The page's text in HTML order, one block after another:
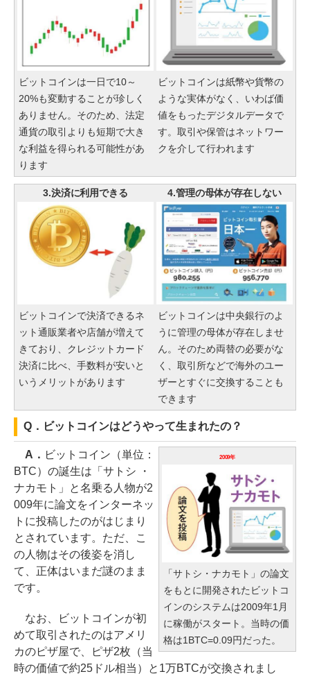
ビットコインは一日で10～
20%も変動することが珍しく
ありません。そのため、法定
通貨の取引よりも短期で大き
な利益を得られる可能性があ
ります
ビットコインは紙幣や貨幣の
ような実体がなく、いわば価
値をもったデジタルデータで
す。取引や保管はネットワー
クを介して行われます
3.決済に利用できる 4.管理の母体が存在しない
ビットコインで決済できるネ
ット通販業者や店舗が増えて
きており、クレジットカード
決済に比べ、手数料が安いと
いうメリットがあります
ビットコインは中央銀行のよ
うに管理の母体が存在しませ
ん。そのため両替の必要がな
く、取引所などで海外のユー
ザーとすぐに交換することも
できます
Q．ビットコインはどうやって生まれたの？
2009年
「サトシ・ナカモト」の論文
をもとに開発されたビットコ
インのシステムは2009年1月
に稼働がスタート。当時の価
格は1BTC=0.09円だった。
A． ビットコイン（単位：
BTC）の誕生は「サトシ ・
ナカモト」と名乗る人物が2
009年に論文をインターネッ
トに投稿したのがはじまり
とされています。ただ、こ
の人物はその後姿を消し
て、正体はいまだ謎のまま
です。
なお、ビットコインが初
めて取引されたのはアメリ
カのピザ屋で、ピザ2枚（当
時の価値で約25ドル相当）と1万BTCが交換されまし